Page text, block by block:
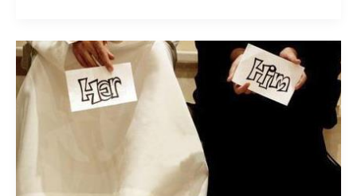
nos
enfants